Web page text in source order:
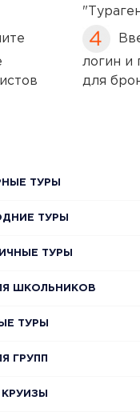
ТУРЫ
ТУРЫ
ТУРЫ
ШКОЛЬНИКОВ
ТУРЫ
ГРУПП
логин и
для